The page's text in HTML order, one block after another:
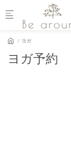
Skip to main content
ヨガ
ヨガ予約